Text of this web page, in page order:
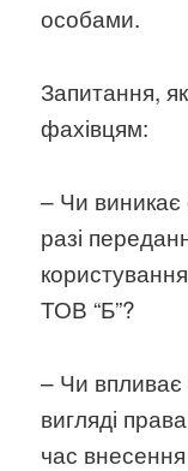
особами.
Запитання,
фахівцям:
– Чи виникає
разі
ТОВ “Б”?
– Чи впливає
вигляді
час